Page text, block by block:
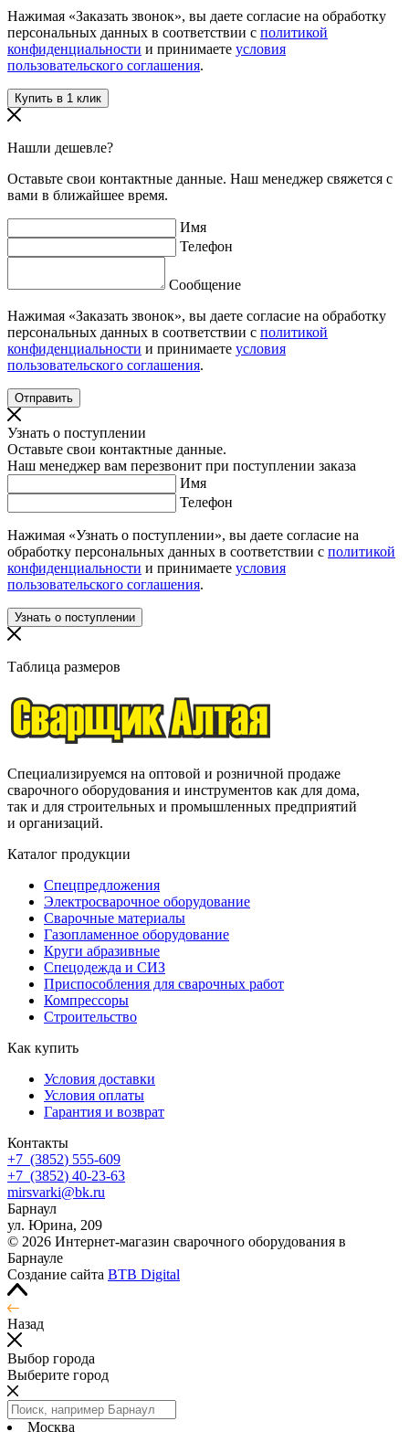
Нажимая «Заказать звонок», вы даете согласие на обработку
персональных данных в соответствии с политикой
конфиденциальности и принимаете условия
пользовательского соглашения.
Нашли дешевле?
Оставьте свои контактные данные. Наш менеджер свяжется с
вами в ближайшее время.
Имя
Телефон
Сообщение
Нажимая «Заказать звонок», вы даете согласие на обработку
персональных данных в соответствии с политикой
конфиденциальности и принимаете условия
пользовательского соглашения.
Узнать о поступлении
Оставьте свои контактные данные.
Наш менеджер вам перезвонит при поступлении заказа
Имя
Телефон
Нажимая «Узнать о поступлении», вы даете согласие на
обработку персональных данных в соответствии с политикой
конфиденциальности и принимаете условия
пользовательского соглашения.
Таблица размеров
Специализируемся на оптовой и розничной продаже
сварочного оборудования и инструментов как для дома,
так и для строительных и промышленных предприятий
и организаций.
Каталог продукции
Спецпредложения
Электросварочное оборудование
Сварочные материалы
Газопламенное оборудование
Круги абразивные
Спецодежда и СИЗ
Приспособления для сварочных работ
Компрессоры
Строительство
Как купить
Условия доставки
Условия оплаты
Гарантия и возврат
Контакты
+7 (3852) 555-609
+7 (3852) 40-23-63
mirsvarki@bk.ru
Барнаул
ул. Юрина, 209
© 2026 Интернет-магазин сварочного оборудования в
Барнауле
Создание сайта BTB Digital
Назад
Выбор города
Выберите город
Москва